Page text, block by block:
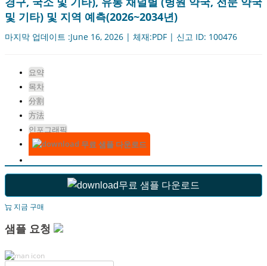
및 기타) 및 지역 예측(2026~2034년)
마지막 업데이트 :June 16, 2026 | 체재:PDF | 신고 ID: 100476
요약
목차
分割
方法
인포그래픽
무료 샘플 다운로드
무료 샘플 다운로드
지금 구매
샘플 요청